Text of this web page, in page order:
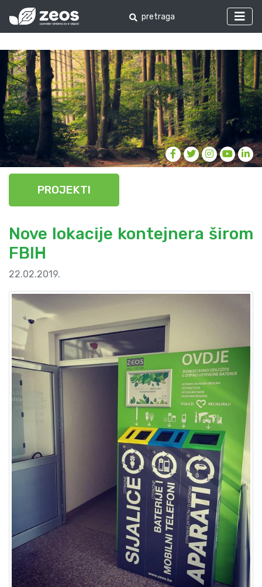
PROJEKTI
Nove lokacije kontejnera širom
FBIH
22.02.2019.